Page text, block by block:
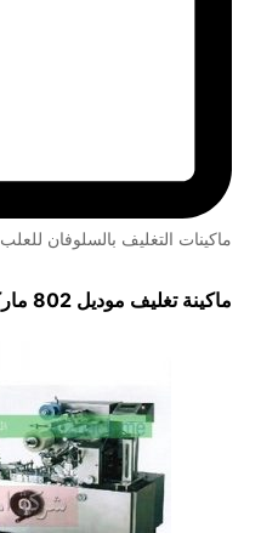
ماكينات التغليف بالسلوفان للعلب 3 دي
ماكينة تغليف موديل 802 ماركة مهندس منسي